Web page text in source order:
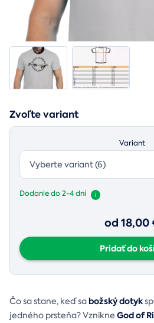
Zvoľte variant
Variant
Vyberte variant (6)
Dodanie do 2-4 dní i
od 18,00
Pridať do
Čo sa stane, keď sabožský dotyk
jedného prsteňa? Vznikne God of